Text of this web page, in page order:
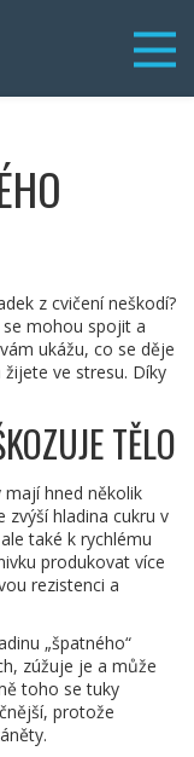
z cvičení neškodí?
mohou spojit a
ukážu, co se děje
ve stresu. Díky
TĚLO
hned několik
zvýší hladina cukru v
také k rychlému
produkovat více
rezistenci a
„špatného“
zúžuje je a může
toho se tuky
protože